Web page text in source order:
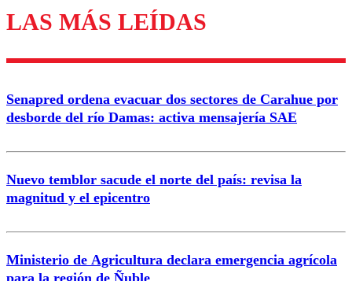
Enviar comentario
LAS MÁS LEÍDAS
Senapred ordena evacuar dos sectores de Carahue por
desborde del río Damas: activa mensajería SAE
Nuevo temblor sacude el norte del país: revisa la
magnitud y el epicentro
Ministerio de Agricultura declara emergencia agrícola
para la región de Ñuble